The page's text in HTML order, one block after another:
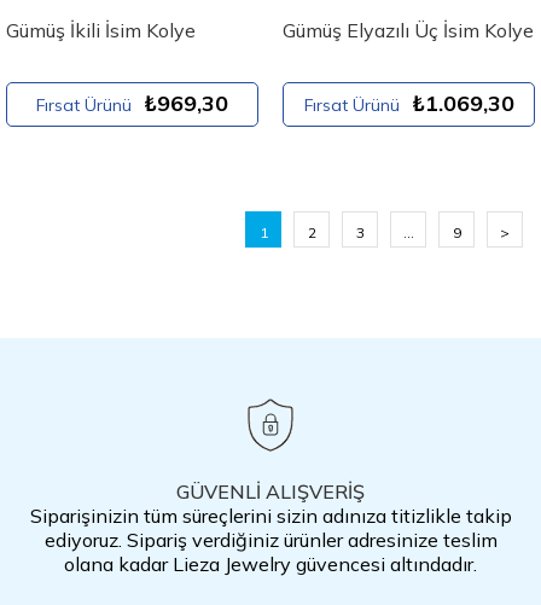
Gümüş İkili İsim Kolye
Fırsat Ürünü ₺969,30
Gümüş Elyazılı Üç İsim Kolye
Fırsat Ürünü ₺1.069,30
1 2 3 ... 9 >
GÜVENLİ ALIŞVERİŞ
Siparişinizin tüm süreçlerini sizin adınıza titizlikle takip
ediyoruz. Sipariş verdiğiniz ürünler adresinize teslim
olana kadar Lieza Jewelry güvencesi altındadır.